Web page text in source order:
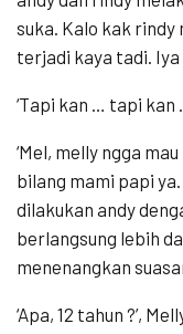
suka. Kalo kak rindy
terjadi kaya tadi. Iya
‘Tapi kan … tapi kan
‘Mel, melly ngga
bilang mami papi
dilakukan andy
berlangsung lebih
menenangkan
‘Apa, 12 tahun ?’,